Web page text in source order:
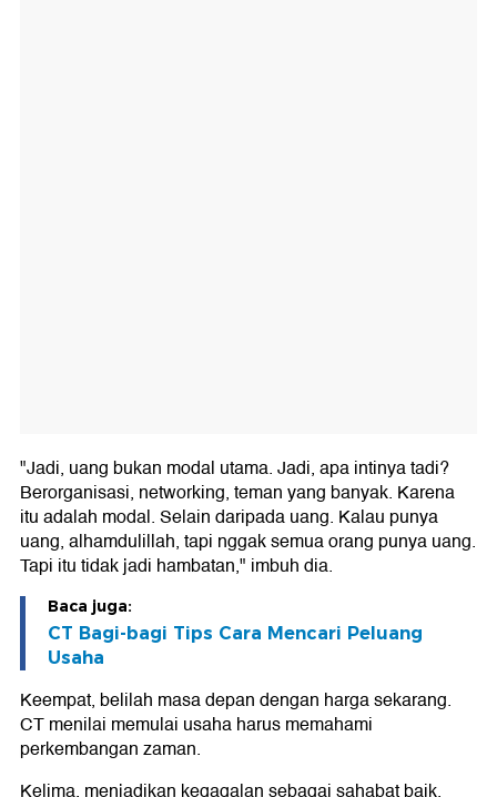
"Jadi, uang bukan modal utama. Jadi, apa intinya tadi?
Berorganisasi, networking, teman yang banyak. Karena
itu adalah modal. Selain daripada uang. Kalau punya
uang, alhamdulillah, tapi nggak semua orang punya uang.
Tapi itu tidak jadi hambatan," imbuh dia.
Baca juga:
CT Bagi-bagi Tips Cara Mencari Peluang
Usaha
Keempat, belilah masa depan dengan harga sekarang.
CT menilai memulai usaha harus memahami
perkembangan zaman.